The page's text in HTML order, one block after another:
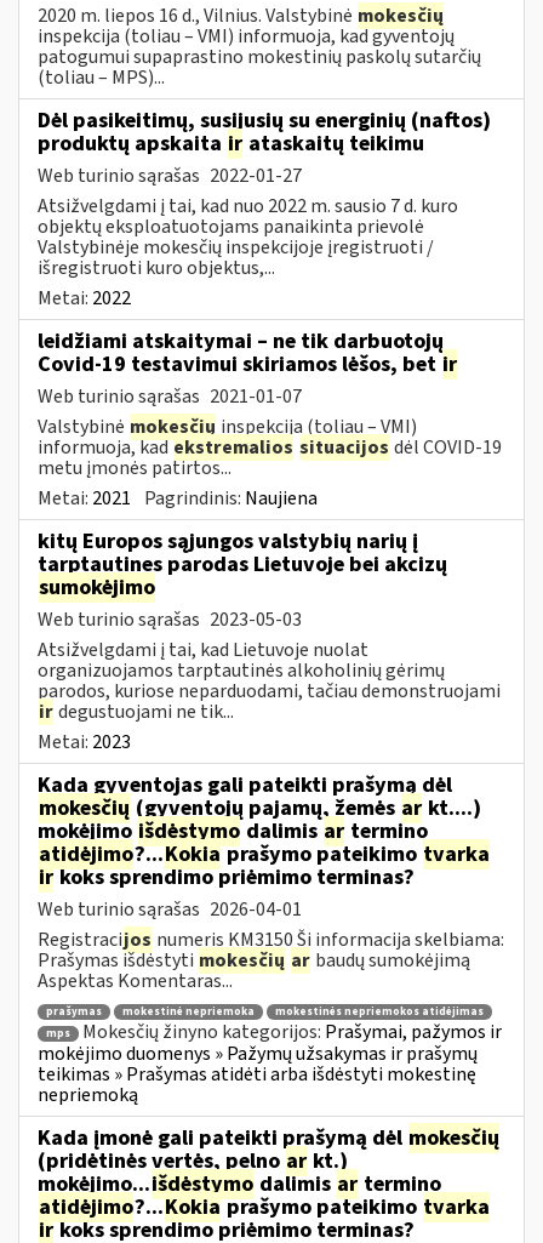
2020 m. liepos 16 d., Vilnius. Valstybinė mokesčių
inspekcija (toliau – VMI) informuoja, kad gyventojų
patogumui supaprastino mokestinių paskolų sutarčių
(toliau – MPS)...
Dėl pasikeitimų, susijusių su energinių (naftos)
produktų apskaita ir ataskaitų teikimu
Web turinio sąrašas 2022-01-27
Atsižvelgdami į tai, kad nuo 2022 m. sausio 7 d. kuro
objektų eksploatuotojams panaikinta prievolė
Valstybinėje mokesčių inspekcijoje įregistruoti /
išregistruoti kuro objektus,...
Metai: 2022
leidžiami atskaitymai – ne tik darbuotojų
Covid-19 testavimui skiriamos lėšos, bet ir
Web turinio sąrašas 2021-01-07
Valstybinė mokesčių inspekcija (toliau – VMI)
informuoja, kadekstremalios situacijos dėl COVID-19
metu įmonės patirtos...
Metai: 2021 Pagrindinis: Naujiena
kitų Europos sąjungos valstybių narių į
tarptautines parodas Lietuvoje bei akcizų
sumokėjimo
Web turinio sąrašas 2023-05-03
Atsižvelgdami į tai, kad Lietuvoje nuolat
organizuojamos tarptautinės alkoholinių gėrimų
parodos, kuriose neparduodami, tačiau demonstruojami
irdegustuojami ne tik...
Metai: 2023
Kada gyventojas gali pateikti prašymą dėl
mokesčių (gyventojų pajamų, žemės ar kt....)
mokėjimo išdėstymo dalimis ar termino
atidėjimo?...Kokiaprašymo pateikimo tvarka
irkoks sprendimo priėmimo terminas?
Web turinio sąrašas 2026-04-01
Registracijos numeris KM3150 Ši informacija skelbiama:
Prašymas išdėstyti mokesčių ar baudų sumokėjimą
Aspektas Komentaras...
prašymas mokestinė nepriemoka
mokestinės nepriemokos atidėjimas
mps
Mokesčių žinyno kategorijos: Prašymai, pažymos ir
mokėjimo duomenys » Pažymų užsakymas ir prašymų
teikimas » Prašymas atidėti arba išdėstyti mokestinę
nepriemoką
Kada įmonė gali pateikti prašymą dėl mokesčių
(pridėtinės vertės, pelno ar kt.)
mokėjimo...išdėstymo dalimis ar termino
atidėjimo?...Kokiaprašymo pateikimo tvarka
irkoks sprendimo priėmimo terminas?